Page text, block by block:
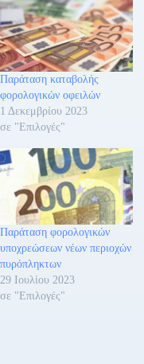
Παράταση καταβολής
φορολογικών οφειλών
1 Δεκεμβρίου 2023
σε "Επιλογές"
Παράταση φορολογικών
υποχρεώσεων νέων περιοχών
πυρόπληκτων
29 Ιουλίου 2023
σε "Επιλογές"